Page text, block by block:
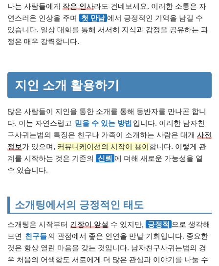
나는 사람들에게 작은 인사라도 건네보세요. 이러한 소통은 자
연스러운 인상을 주며
첫 만남 에서 긍정적인 기억을 남길 수
있습니다. 일상 대화를 통해 서서히 지식과 감정을 공유하는 과
정은 매우 강력합니다.
지인 소개 활용하기
많은 사람들이 지인을 통한 소개를 통해 동반자를 만나곤 합니
다. 이는 자연스럽고 믿을 수 있는 방법 입니다. 이러한 남자친
구사귀는법의 특징은 친구나 가족이 소개하는 사람은 대개 사전
정보가 있으며, 커뮤니케이션의 시작이 용이합니다. 이렇게 관
계를 시작하는 것은 기존의 신뢰 에 더해 새로운 가능성을 열
수 있습니다.
소개팅에서의 긍정적인 태도
소개팅은 시작부터 긴장이 앞설 수 있지만, 긍정적 으로 생각해
보면 친구들의 관점에서 좋은 인연을 만날 기회입니다. 중요한
것은 항상 열린 마음을 갖는 것입니다. 남자친구사귀는법의 경
우 처음의 어색함도 서로에게 더 많은 관심과 이야기를 나눌 수